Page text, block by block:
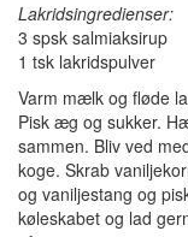
Lakridsingredienser:
3 spsk salmiaksirup
1 tsk lakridspulver
Varm mælk og fløde
Pisk æg og sukker.
sammen. Bliv ved
koge. Skrab
og vaniljestang og
køleskabet og lad